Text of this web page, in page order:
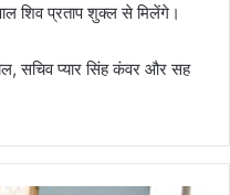
शिव प्रताप शुक्ल से मिलेंगे।
सचिव प्यार सिंह कंवर और सह